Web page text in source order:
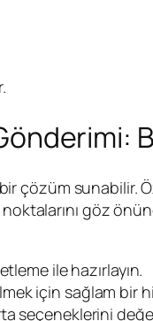
çözüm sunabilir.
göz
ile hazırlayın.
için sağlam bir
seçeneklerini